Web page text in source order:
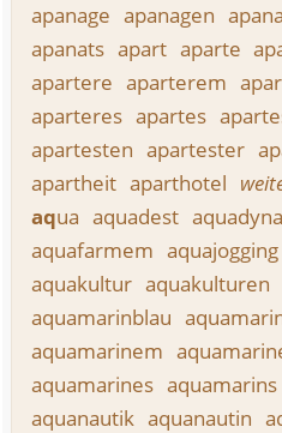
apanage apanagen
apanats apart aparte
apartere aparterem
aparteres apartes
apartesten apartester
apartheit aparthotel
aqua aquadest
aquafarmem aquajogging
aquakultur aquakulturen
aquamarinblau
aquamarinem
aquamarines aquamarins
aquanautik aquanautin